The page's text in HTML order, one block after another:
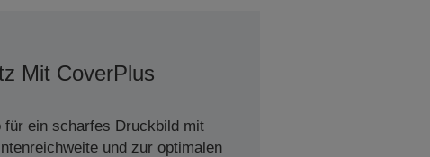
Mit CoverPlus
ein scharfes Druckbild mit
und zur optimalen